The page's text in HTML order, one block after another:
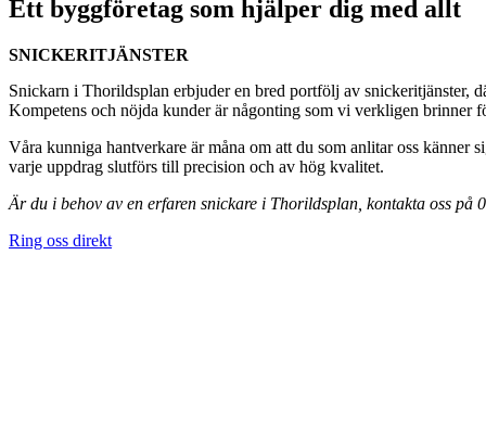
Ett byggföretag som hjälper dig med allt
SNICKERITJÄNSTER
Snickarn i Thorildsplan erbjuder en bred portfölj av snickeritjänster,
Kompetens och nöjda kunder är någonting som vi verkligen brinner
Våra kunniga hantverkare är måna om att du som anlitar oss känner
varje uppdrag slutförs till precision och av hög kvalitet.
Är du i behov av en erfaren snickare i Thorildsplan, kontakta oss
Ring oss direkt